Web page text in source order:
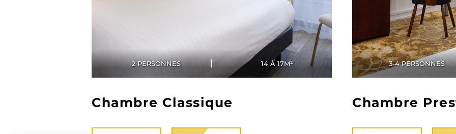
2 PERSONNES 14 À 17M²
Chambre Classique
3-4 PERSONNES
Chambre